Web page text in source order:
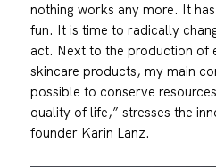
nothing works any more. It
fun. It is time to radically
act. Next to the production of
skincare products, my main
possible to conserve
quality of life,” stresses the
founder Karin Lanz.